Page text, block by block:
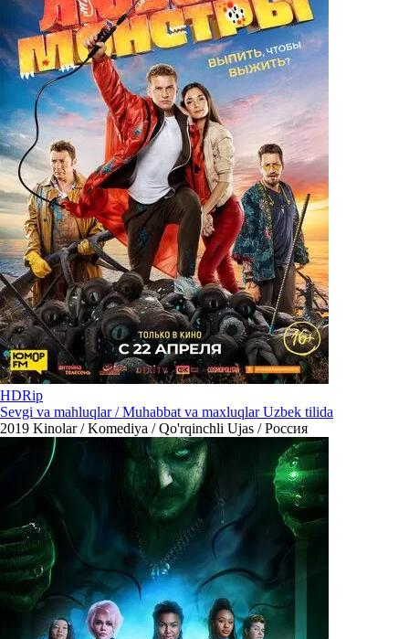
HDRip
Sevgi va mahluqlar / Muhabbat va maxluqlar Uzbek tilida
2019 Kinolar / Komediya / Qo'rqinchli Ujas / Россия